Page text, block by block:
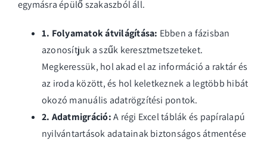
egymásra épülő szakaszból áll.
1. Folyamatok átvilágítása: Ebben a fázisban
azonosítjuk a szűk keresztmetszeteket.
Megkeressük, hol akad el az információ a raktár és
az iroda között, és hol keletkeznek a legtöbb hibát
okozó manuális adatrögzítési pontok.
2. Adatmigráció:A régi Excel táblák és papíralapú
nyilvántartások adatainak biztonságos átmentése